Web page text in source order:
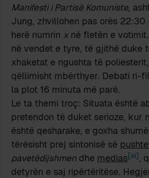
Manifesti i Partisë Komuniste,
Jung, zhvillohen pas orës
herë numrin xnë fletën e votimit.
në vendet e tyre, të gjithë duke
xhaketat e ngushta të
qëllimisht mbërthyer. Debati ri-
la plot 16 minuta më parë.
Le ta themi troç: Situata është
pretendon të duket serioze, kur
është qesharake, e goxha
tërësisht prej sintonisë së
pavetëdijshmen dhe medias[xi],
detyrën e saj ripërtëritëse.